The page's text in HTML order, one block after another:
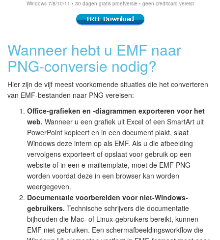
Windows 7/8/10/11 • 30 dagen gratis proefversie • geen creditcard vereist
Wanneer hebt u EMF naar
PNG-conversie nodig?
Hier zijn de vijf meest voorkomende situaties die het converteren
van EMF-bestanden naar PNG vereisen:
Office-grafieken en -diagrammen exporteren voor het
web. Wanneer u een grafiek uit Excel of een SmartArt uit
PowerPoint kopieert en in een document plakt, slaat
Windows deze intern op als EMF. Als u die afbeelding
vervolgens exporteert of opslaat voor gebruik op een
website of in een e-mailtemplate, moet de EMF PNG
worden voordat deze in een browser kan worden
weergegeven.
Documentatie voorbereiden voor niet-Windows-
gebruikers. Technische schrijvers die documentatie
bijhouden die Mac- of Linux-gebruikers bereikt, kunnen
EMF niet gebruiken. Een schermafbeeldingsworkflow die